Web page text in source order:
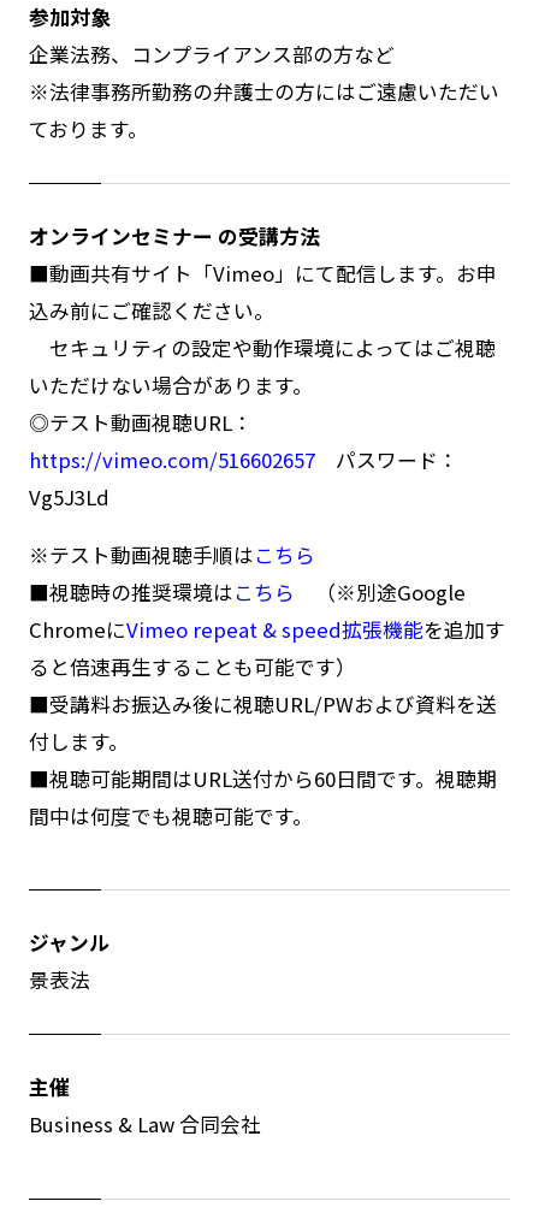
参加対象
企業法務、コンプライアンス部の方など
※法律事務所勤務の弁護士の方にはご遠慮いただい
ております。
オンラインセミナー の受講方法
■動画共有サイト「Vimeo」にて配信します。お申
込み前にご確認ください。
セキュリティの設定や動作環境によってはご視聴
いただけない場合があります。
◎テスト動画視聴URL：
https://vimeo.com/516602657パスワード：
Vg5J3Ld
※テスト動画視聴手順はこちら
■視聴時の推奨環境はこちら
（※別途Google
ChromeにVimeo repeat & speed拡張機能を追加す
ると倍速再生することも可能です）
■受講料お振込み後に視聴URL/PWおよび資料を送
付します。
■視聴可能期間はURL送付から60日間です。視聴期
間中は何度でも視聴可能です。
ジャンル
景表法
主催
Business & Law 合同会社